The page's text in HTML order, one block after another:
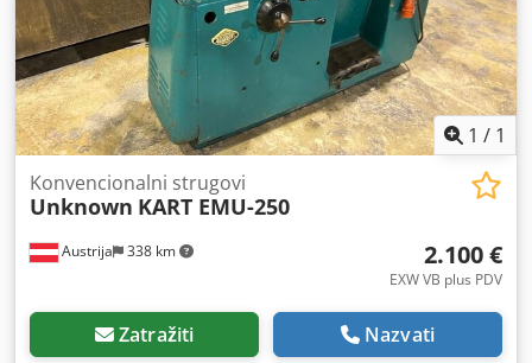
1 / 1
Austrija 338 km
Konvencionalni strugovi
Unknown KART EMU-250
2.100 €
EXW VB plus PDV
Zatražiti Nazvati